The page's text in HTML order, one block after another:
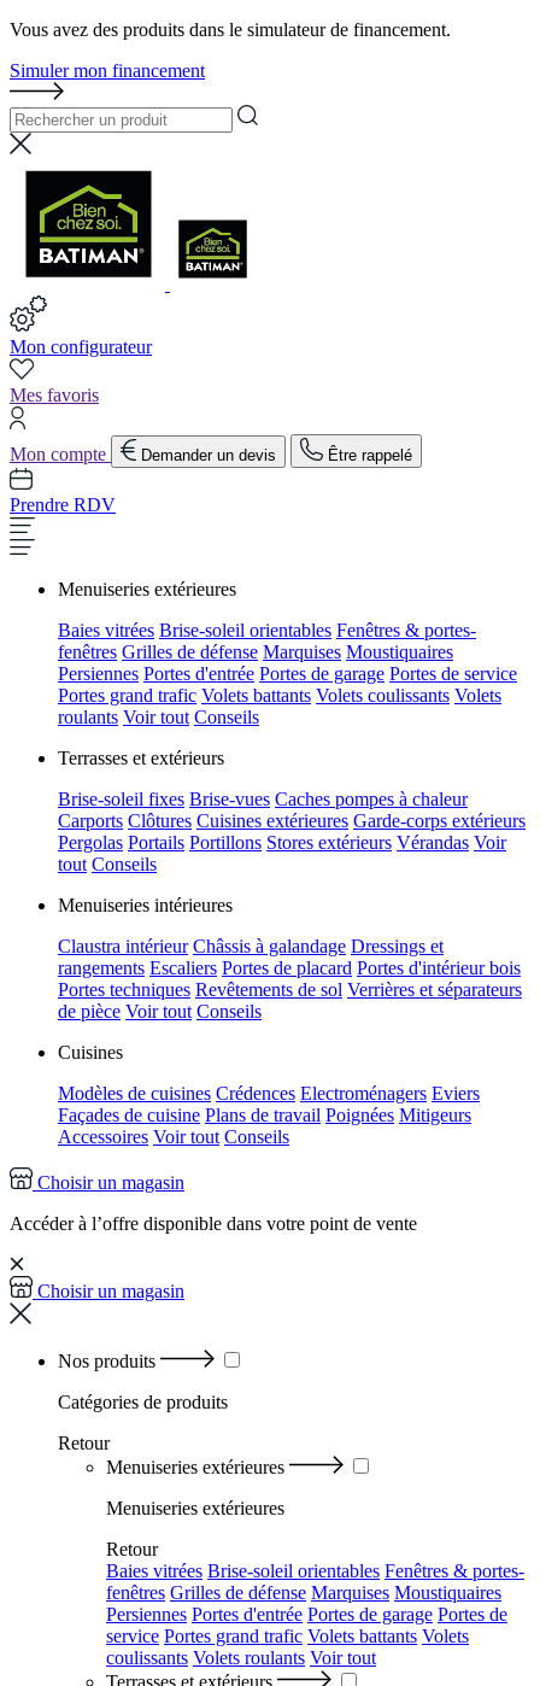
Vous avez des produits dans le simulateur de financement.
Simuler mon financement
Mon configurateur
Mes favoris
Mon compte Demander un devis Être rappelé
Prendre RDV
Menuiseries extérieures
Baies vitrées Brise-soleil orientables Fenêtres & portes-
fenêtres Grilles de défense Marquises Moustiquaires
Persiennes Portes d'entrée Portes de garage Portes de service
Portes grand trafic Volets battants Volets coulissants Volets
roulants Voir tout Conseils
Terrasses et extérieurs
Brise-soleil fixes Brise-vues Caches pompes à chaleur
Carports Clôtures Cuisines extérieures Garde-corps extérieurs
Pergolas Portails Portillons Stores extérieurs Vérandas Voir
tout Conseils
Menuiseries intérieures
Claustra intérieur Châssis à galandage Dressings et
rangements Escaliers Portes de placard Portes d'intérieur bois
Portes techniques Revêtements de sol Verrières et séparateurs
de pièce Voir tout Conseils
Cuisines
Modèles de cuisines Crédences Electroménagers Eviers
Façades de cuisine Plans de travail Poignées Mitigeurs
Accessoires Voir tout Conseils
Choisir un magasin
Accéder à l’offre disponible dans votre point de vente
Choisir un magasin
Nos produits
Catégories de produits
Retour
Menuiseries extérieures
Menuiseries extérieures
Retour
Baies vitrées Brise-soleil orientables Fenêtres & portes-
fenêtres Grilles de défense Marquises Moustiquaires
Persiennes Portes d'entrée Portes de garage Portes de
service Portes grand trafic Volets battants Volets
coulissants Volets roulants Voir tout
Terrasses et extérieurs